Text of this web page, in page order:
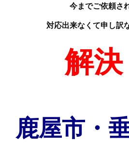
今までご依頼さ
対応出来なくて申し訳
解決
鹿屋市・